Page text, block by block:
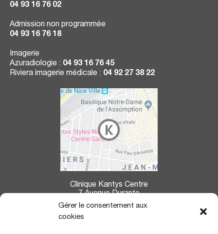
Gérer le consentement aux
cookies
04 93 16 76 02
Admission non programmée
04 93 16 76 18
Imagerie
Azuradiologie : 04 93 16 76 45
Riviera imagerie médicale : 04 92 27 38 22
Clinique Kantys Centre
7 Avenue Durante
06004 Nice
La clinique Kantys Centre se situe à :